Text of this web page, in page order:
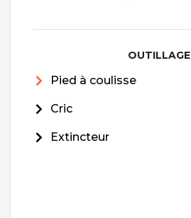
OUTILLAGE
Pied à coulisse
Cric
Extincteur